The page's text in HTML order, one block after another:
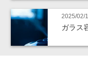
2025/02/
ガラス